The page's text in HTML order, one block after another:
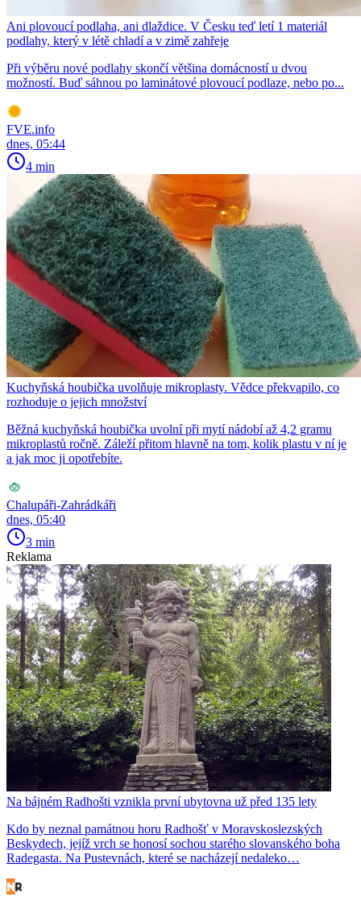
Ani plovoucí podlaha, ani dlaždice. V Česku teď letí 1 materiál
podlahy, který v létě chladí a v zimě zahřeje
Při výběru nové podlahy skončí většina domácností u dvou
možností. Buď sáhnou po laminátové plovoucí podlaze, nebo po...
FVE.info
dnes, 05:44
4 min
Kuchyňská houbička uvolňuje mikroplasty. Vědce překvapilo, co
rozhoduje o jejich množství
Běžná kuchyňská houbička uvolní při mytí nádobí až 4,2 gramu
mikroplastů ročně. Záleží přitom hlavně na tom, kolik plastu v ní je
a jak moc ji opotřebíte.
Chalupáři-Zahrádkáři
dnes, 05:40
3 min
Reklama
Na bájném Radhošti vznikla první ubytovna už před 135 lety
Kdo by neznal památnou horu Radhošť v Moravskoslezských
Beskydech, jejíž vrch se honosí sochou starého slovanského boha
Radegasta. Na Pustevnách, které se nacházejí nedaleko…